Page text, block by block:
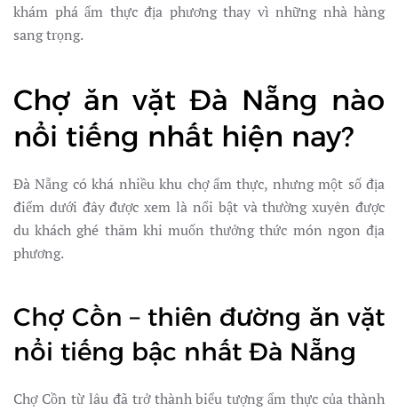
khám phá ẩm thực địa phương thay vì những nhà hàng
sang trọng.
Chợ ăn vặt Đà Nẵng nào
nổi tiếng nhất hiện nay?
Đà Nẵng có khá nhiều khu chợ ẩm thực, nhưng một số địa
điểm dưới đây được xem là nổi bật và thường xuyên được
du khách ghé thăm khi muốn thưởng thức món ngon địa
phương.
Chợ Cồn – thiên đường ăn vặt
nổi tiếng bậc nhất Đà Nẵng
Chợ Cồn từ lâu đã trở thành biểu tượng ẩm thực của thành